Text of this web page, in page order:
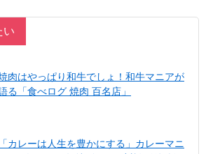
い
肉はやっぱり和牛でしょ！和牛マニアが
る「食べログ 焼肉 百名店」
「カレーは人生を豊かにする」カレーマニ